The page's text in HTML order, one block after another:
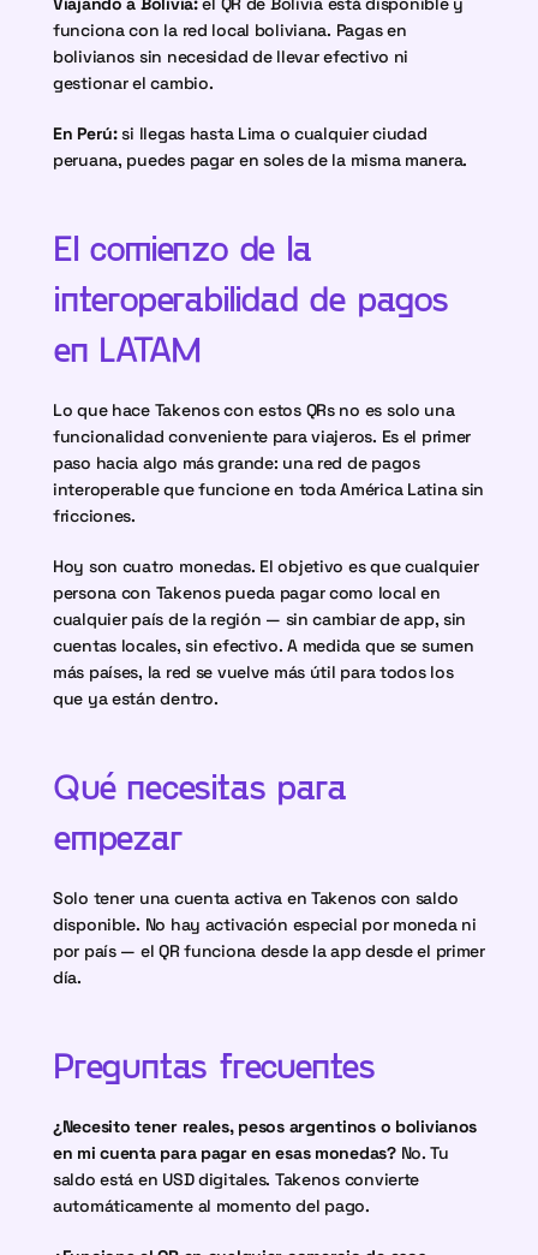
funciona con la red local boliviana. Pagas en
bolivianos sin necesidad de llevar efectivo ni
gestionar el cambio.
En Perú: si llegas hasta Lima o cualquier ciudad
peruana, puedes pagar en soles de la misma manera.
El comienzo de la
interoperabilidad de pagos
en LATAM
Lo que hace Takenos con estos QRs no es solo una
funcionalidad conveniente para viajeros. Es el primer
paso hacia algo más grande: una red de pagos
interoperable que funcione en toda América Latina sin
fricciones.
Hoy son cuatro monedas. El objetivo es que cualquier
persona con Takenos pueda pagar como local en
cualquier país de la región — sin cambiar de app, sin
cuentas locales, sin efectivo. A medida que se sumen
más países, la red se vuelve más útil para todos los
que ya están dentro.
Qué necesitas para
empezar
Solo tener una cuenta activa en Takenos con saldo
disponible. No hay activación especial por moneda ni
por país — el QR funciona desde la app desde el primer
día.
Preguntas frecuentes
¿Necesito tener reales, pesos argentinos o bolivianos
en mi cuenta para pagar en esas monedas? No. Tu
saldo está en USD digitales. Takenos convierte
automáticamente al momento del pago.